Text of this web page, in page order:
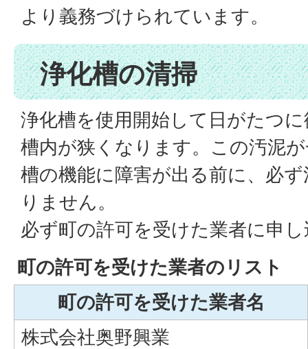
より義務づけられています。
浄化槽の清掃
浄化槽を使用開始して日がたつ
槽内が狭くなります。この汚泥
槽の機能に障害が出る前に、必
りません。
必ず町の許可を受けた業者に申
町の許可を受けた業者のリスト
町の許可を受けた業者名
株式会社奥野興業